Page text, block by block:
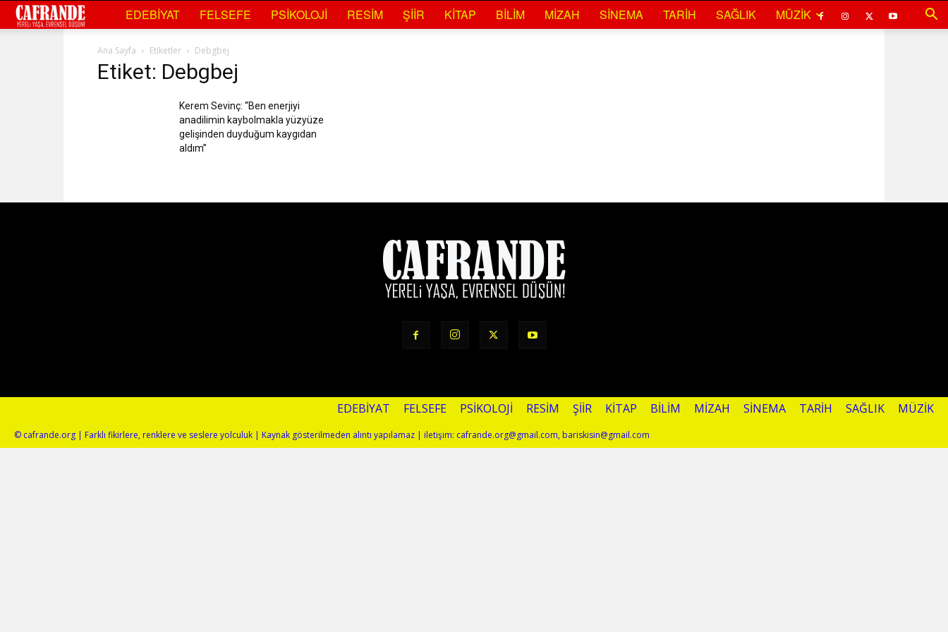
Cafrande
Sanat
EDEBIYAT FELSEFE PSIKOLOJI RESIM ŞIIR KITAP BILIM MIZAH SINEMA TARIH SAĞLIK MÜZIK
Ana Sayfa Etiketler Debgbej
Etiket: Debgbej
Kerem Sevinç: “Ben enerjiyi
anadilimin kaybolmakla yüzyüze
gelişinden duyduğum kaygıdan
aldım”
EDEBIYAT FELSEFE PSIKOLOJI RESIM ŞIIR KITAP BILIM MIZAH SINEMA TARIH SAĞLIK MÜZIK
© cafrande.org | Farklı fikirlere, renklere ve seslere yolculuk | Kaynak gösterilmeden alıntı yapılamaz | iletişim: cafrande.org@gmail.com, bariskisin@gmail.com